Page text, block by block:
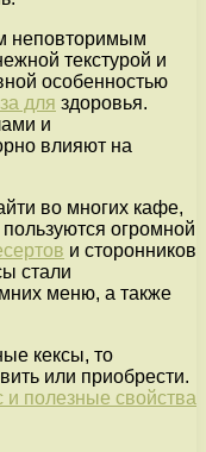
неповторимым
текстурой и
особенностью
для здоровья.
и
влияют на
во многих кафе,
огромной
и сторонников
стали
меню, а также
кексы, то
или приобрести.
и полезные свойства